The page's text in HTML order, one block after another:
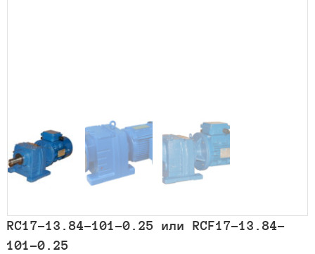
RC17-13.84-101-0.25 или RCF17-13.84-
101-0.25